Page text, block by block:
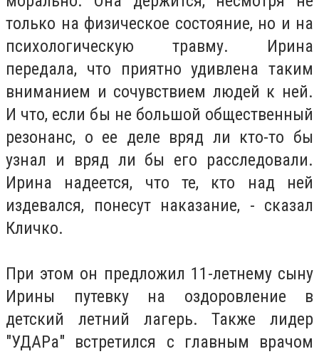
только на физическое состояние, но и на
психологическую травму. Ирина
передала, что приятно удивлена таким
вниманием и сочувствием людей к ней.
И что, если бы не большой общественный
резонанс, о ее деле вряд ли кто-то бы
узнал и вряд ли бы его расследовали.
Ирина надеется, что те, кто над ней
издевался, понесут наказание, - сказал
Кличко.
При этом он предложил 11-летнему сыну
Ирины путевку на оздоровление в
детский летний лагерь. Также лидер
"УДАРа" встретился с главным врачом